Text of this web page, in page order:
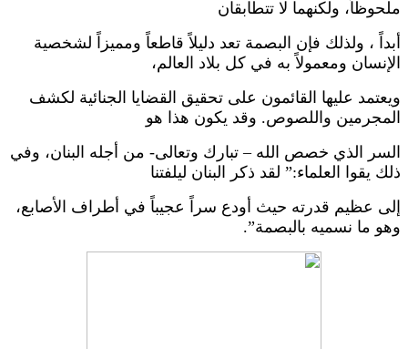
ملحوظاً، ولكنهما لا تتطابقان
أبداً ، ولذلك فإن البصمة تعد دليلاً قاطعاً ومميزاً لشخصية
الإنسان ومعمولاً به في كل بلاد العالم،
ويعتمد عليها القائمون على تحقيق القضايا الجنائية لكشف
المجرمين واللصوص. وقد يكون هذا هو
السر الذي خصص الله – تبارك وتعالى- من أجله البنان، وفي
ذلك يقوا العلماء:” لقد ذكر البنان ليلفتنا
إلى عظيم قدرته حيث أودع سراً عجيباً في أطراف الأصابع،
وهو ما نسميه بالبصمة”.